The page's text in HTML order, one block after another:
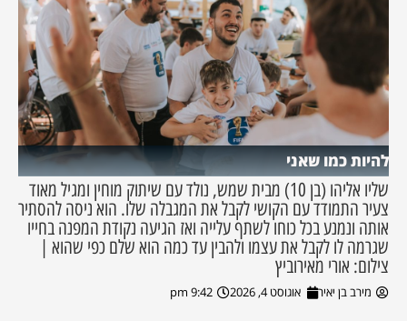
להיות כמו שאני
שליו אליהו (בן 10) מבית שמש, נולד עם שיתוק מוחין ומגיל מאוד
צעיר התמודד עם הקושי לקבל את המגבלה שלו. הוא ניסה להסתיר
אותה ונמנע בכל כוחו לשתף עלייה ואז הגיעה נקודת המפנה בחייו
שגרמה לו לקבל את עצמו ולהבין עד כמה הוא שלם כפי שהוא |
צילום: אורי מאירוביץ
מירב בן יאיר אוגוסט 4, 2026 9:42 pm